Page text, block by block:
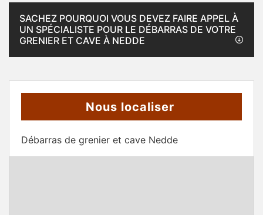
SACHEZ POURQUOI VOUS DEVEZ FAIRE APPEL À
UN SPÉCIALISTE POUR LE DÉBARRAS DE VOTRE
GRENIER ET CAVE À NEDDE
Nous localiser
Débarras de grenier et cave Nedde